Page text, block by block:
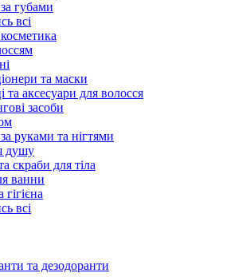
губами
всі
та маски
та аксесуари для волосся
засоби
руками та нігтями
душу
скраби для тіла
ванни
всі
та дезодоранти